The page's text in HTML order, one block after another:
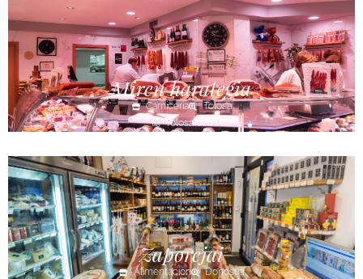
Miren harategia
Carnicería
Tolosa
Tolosaldea
Zaporejai
Alimentación
Donostia